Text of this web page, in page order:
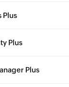
Plus
Plus
Plus